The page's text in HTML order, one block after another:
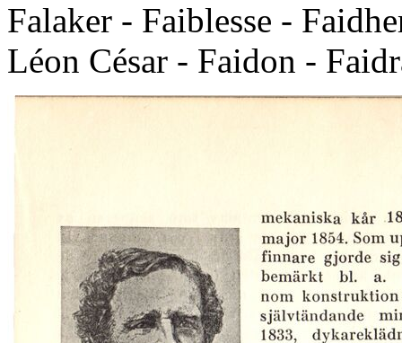
Falaker - Faiblesse -
Léon César - Faidon -